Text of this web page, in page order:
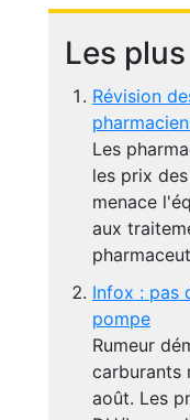
Les
Révision
Les
les prix
menace
aux
Infox : pas
pompe
Rumeur
carburants
août. Les